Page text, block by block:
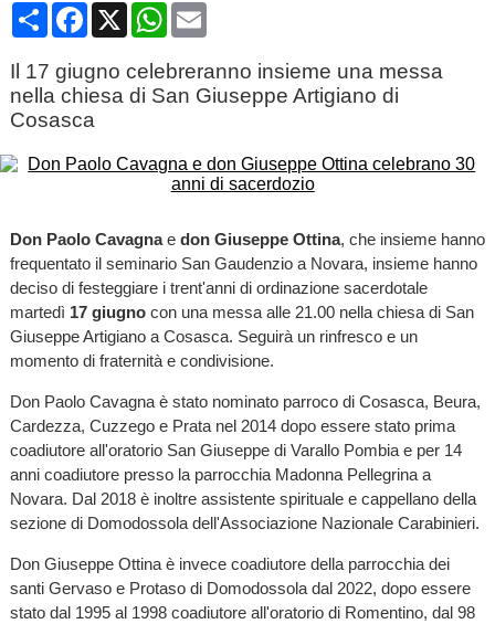
CondividiFacebook
X WhatsApp
Email
Il 17 giugno celebreranno insieme una messa
nella chiesa di San Giuseppe Artigiano di
Cosasca
Don Paolo Cavagnae don Giuseppe Ottina, che insieme hanno
frequentato il seminario San Gaudenzio a Novara, insieme hanno
deciso di festeggiare i trent'anni di ordinazione sacerdotale
martedì 17 giugnocon una messa alle 21.00 nella chiesa di San
Giuseppe Artigiano a Cosasca. Seguirà un rinfresco e un
momento di fraternità e condivisione.
Don Paolo Cavagna è stato nominato parroco di Cosasca, Beura,
Cardezza, Cuzzego e Prata nel 2014 dopo essere stato prima
coadiutore all'oratorio San Giuseppe di Varallo Pombia e per 14
anni coadiutore presso la parrocchia Madonna Pellegrina a
Novara. Dal 2018 è inoltre assistente spirituale e cappellano della
sezione di Domodossola dell'Associazione Nazionale Carabinieri.
Don Giuseppe Ottina è invece coadiutore della parrocchia dei
santi Gervaso e Protaso di Domodossola dal 2022, dopo essere
stato dal 1995 al 1998 coadiutore all'oratorio di Romentino, dal 98